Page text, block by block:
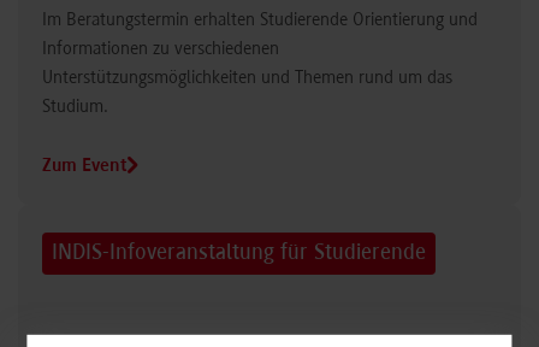
Im Beratungstermin erhalten Studierende Orientierung und
Informationen zu verschiedenen
Unterstützungsmöglichkeiten und Themen rund um das
Studium.
Zum Event
INDIS-Infoveranstaltung für Studierende